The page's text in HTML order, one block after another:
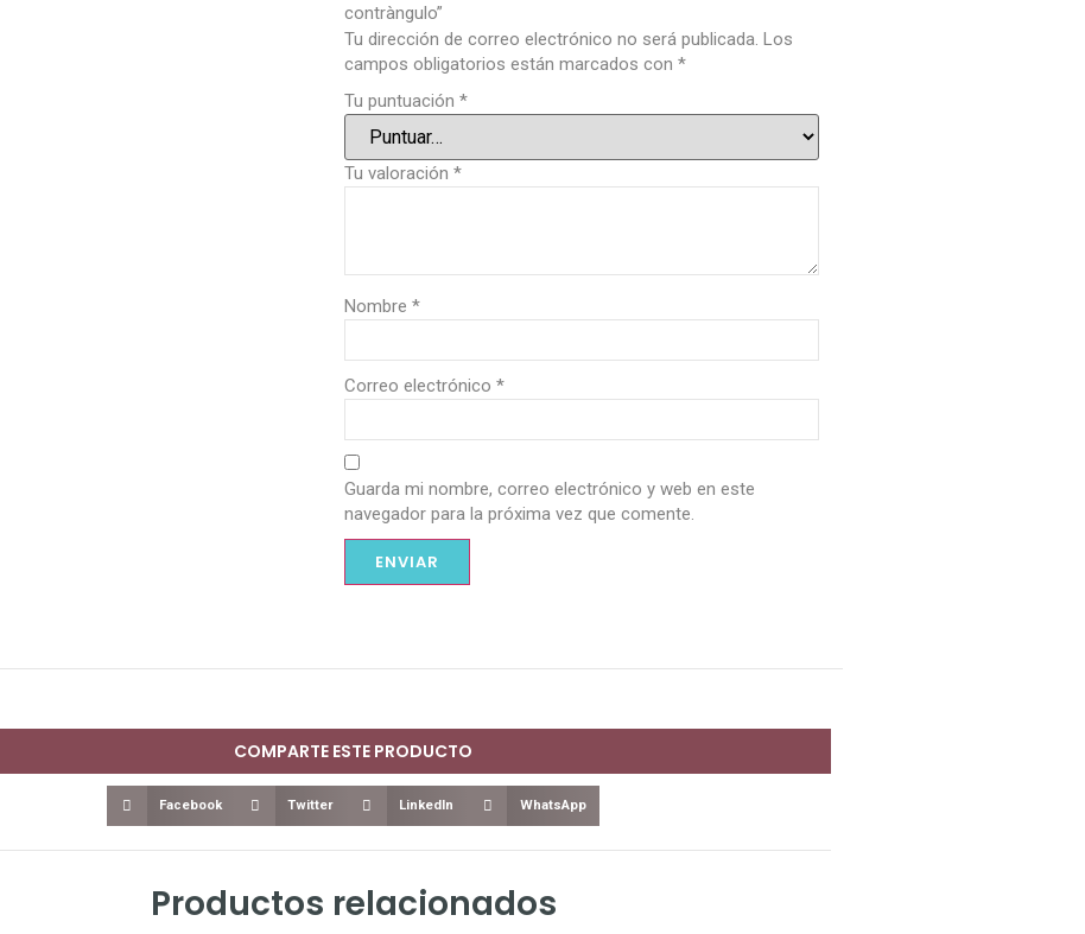
contràngulo”
Tu dirección de correo electrónico no será publicada. Los
campos obligatorios están marcados con *
Tu puntuación *
Tu valoración *
Nombre *
Correo electrónico *
Guarda mi nombre, correo electrónico y web en este
navegador para la próxima vez que comente.
COMPARTE ESTE PRODUCTO
Facebook Twitter LinkedIn WhatsApp
Productos relacionados